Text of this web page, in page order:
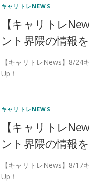
キャリトレNEWS
【キャリトレ
ント界隈の情報
【キャリトレNews】8/24
Up！
キャリトレNEWS
【キャリトレ
ント界隈の情報
【キャリトレNews】8/17
Up！